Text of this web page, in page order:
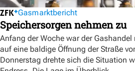
Gasmarktbericht
Speichersorgen nehmen zu
Anfang der Woche war der
auf eine baldige Öffnung der Straße
Donnerstag drehte sich die Situation